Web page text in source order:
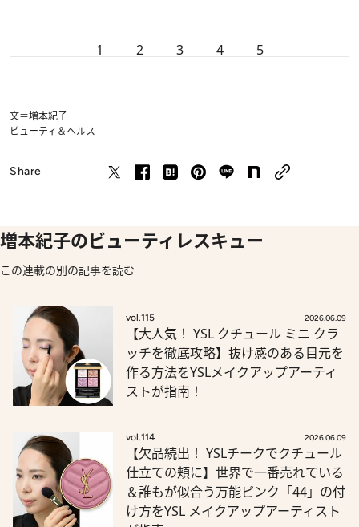
1 2 3 4 5
文＝増本紀子
ビューティ＆ヘルス
Share
増本紀子のビューティレスキュー
この連載の別の記事を読む
vol.115 2026.06.09
【大人気！ YSL クチュール ミニ クラ
ッチを徹底攻略】抜け感のある目元を
作る方法をYSLメイクアップアーティ
ストが指南！
vol.114 2026.06.09
【欠品続出！ YSLチークでクチュール
仕立ての頬に】世界で一番売れている
＆誰もが似合う万能ピンク「44」の付
け方をYSL メイクアップアーティスト